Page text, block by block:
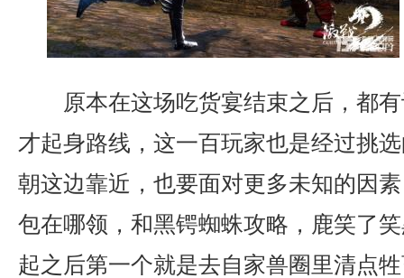
原本在这场吃货宴结束之后，都
才起身路线，这一百玩家也是经过挑
朝这边靠近，也要面对更多未知的因
包在哪领，和黑锷蜘蛛攻略，鹿笑了
起之后第一个就是去自家兽圈里清点